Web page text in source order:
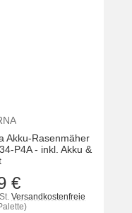
Akku-Rasenmäher
P4A - inkl. Akku &
€
Versandkostenfreie